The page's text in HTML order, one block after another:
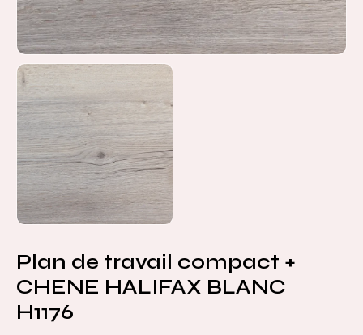
Plan de travail compact +
CHENE HALIFAX BLANC
H1176